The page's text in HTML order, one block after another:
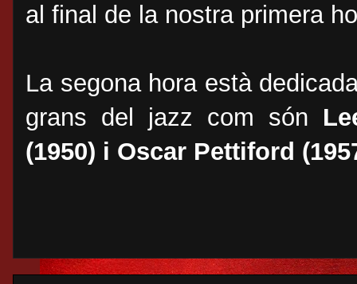
al final de la nostra primera
La segona hora està
grans del jazz com són
(1950) i Oscar Pettiford